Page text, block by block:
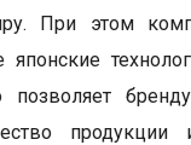
При этом
японские
позволяет
продукции